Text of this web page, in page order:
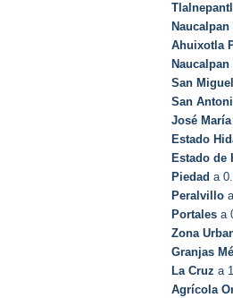
Ahuixotla
Naucalpan
San
San
José
Estado
Estado de
Piedad a
Peralvillo
Portales a
Zona
Granjas
La Cruz a
Agrícola